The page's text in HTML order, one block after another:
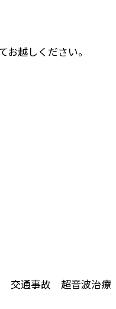
越しください。
通事故 超音波治療